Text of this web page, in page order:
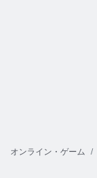
オンライン・ゲーム